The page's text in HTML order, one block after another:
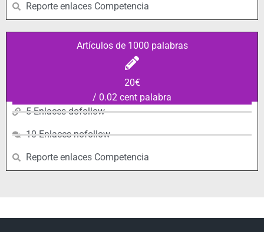
Reporte enlaces Competencia
Artículos de 1000 palabras
20€
/ 0.02 cent palabra
5 Enlaces dofollow
10 Enlaces nofollow
Reporte enlaces Competencia